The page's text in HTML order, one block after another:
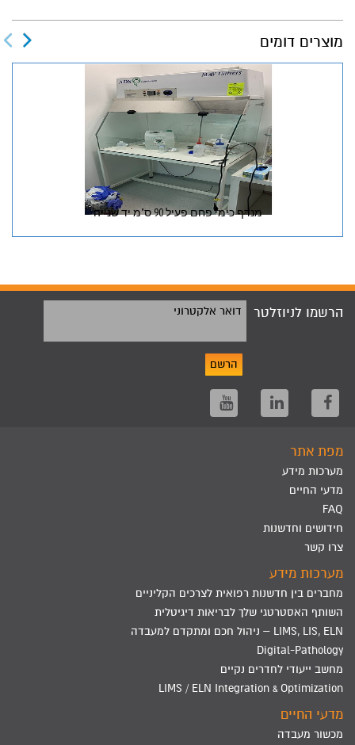
מוצרים דומים
מנדף כימי פחם פעיל 90 ס"מ יד שנייה
הרשמו לניוזלטר דואר אלקטרוני
הרשם
מפת אתר
מערכות מידע
מדעי החיים
FAQ
חידושים וחדשנות
צרו קשר
מערכות מידע
מחברים בין חדשנות רפואית לצרכים הקליניים
השותף האסטרטגי שלך לבריאות דיגיטלית
LIMS, LIS, ELN – ניהול חכם ומתקדם למעבדה
Digital-Pathology
מחשב ייעודי לחדרים נקיים
LIMS / ELN Integration & Optimization
מדעי החיים
מכשור מעבדה